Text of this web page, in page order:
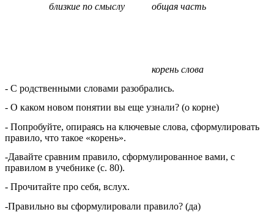
близкие по смыслу общая часть
корень слова
- С родственными словами разобрались.
- О каком новом понятии вы еще узнали? (о корне)
- Попробуйте, опираясь на ключевые слова, сформулировать
правило, что такое «корень».
-Давайте сравним правило, сформулированное вами, с
правилом в учебнике (с. 80).
- Прочитайте про себя, вслух.
-Правильно вы сформулировали правило? (да)